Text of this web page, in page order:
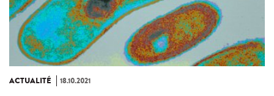
ACTUALITÉ 18.10.2021